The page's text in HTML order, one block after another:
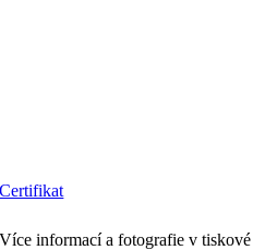
Certifikat
Více informací a fotografie v